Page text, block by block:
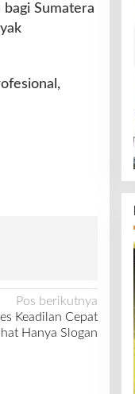
Sumatera
Pos berikutnya
Keadilan Cepat
Hanya Slogan